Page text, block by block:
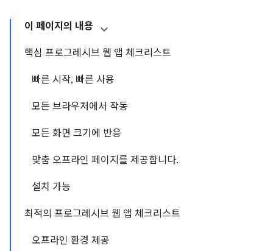
이 페이지의 내용
핵심 프로그레시브 웹 앱 체크리스트
빠른 시작, 빠른 사용
모든 브라우저에서 작동
모든 화면 크기에 반응
맞춤 오프라인 페이지를 제공합니다.
설치 가능
최적의 프로그레시브 웹 앱 체크리스트
오프라인 환경 제공